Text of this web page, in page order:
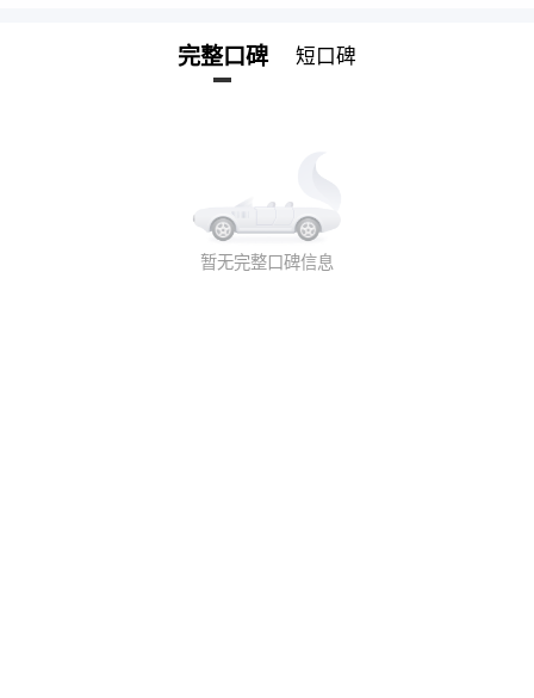
完整口碑 短口碑
暂无完整口碑信息